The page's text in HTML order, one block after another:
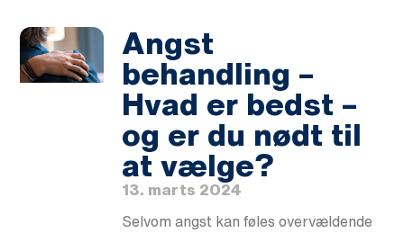
Angst
behandling –
Hvad er bedst –
og er du nødt til
at vælge?
13. marts 2024
Selvom angst kan føles overvældende